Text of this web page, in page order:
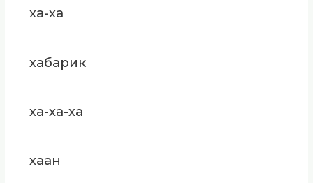
ха-ха
хабарик
ха-ха-ха
хаан